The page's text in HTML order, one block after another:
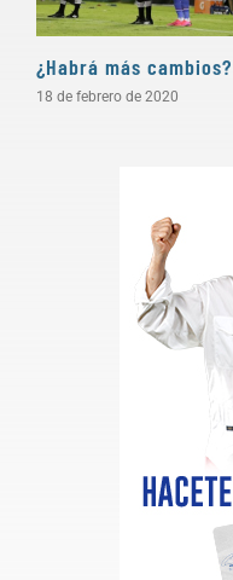
¿Habrá más cambios?
18 de febrero de 2020